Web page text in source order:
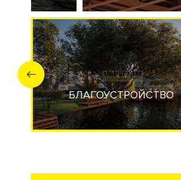
С верхних этажей и пентхаусов
Серебряный Бор.
Расположение
Новостройка
расположена в
Щукинская, Хорошёво. Адрес:
Инфраструктура в доме
Ансамбль клубных резиденций
БЛАГОУСТРОЙСТВО